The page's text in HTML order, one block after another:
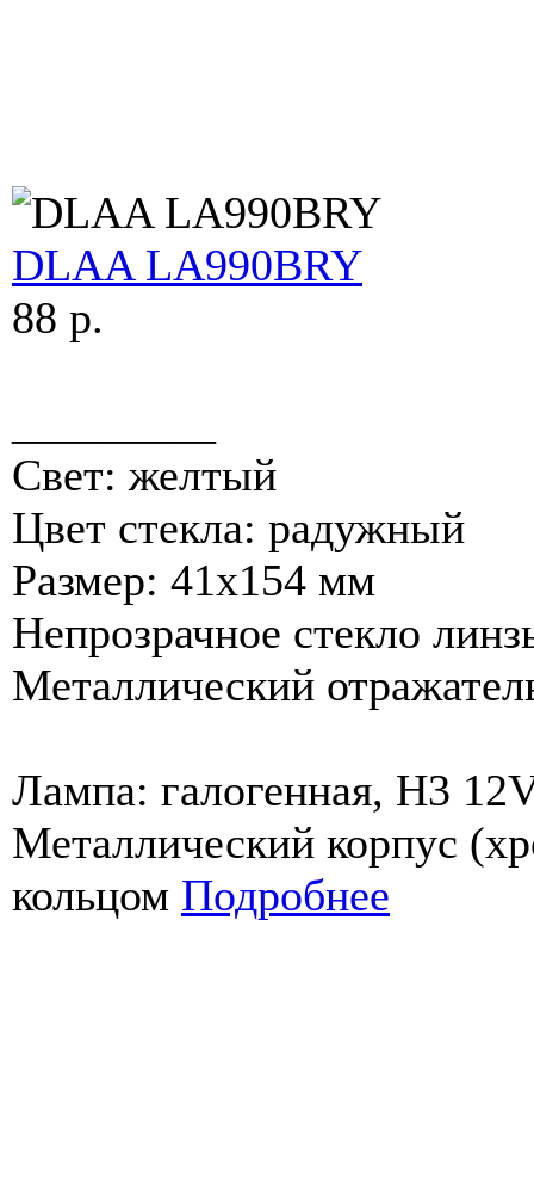
DLAA LA990BRY
88 p.
Свет: желтый
Цвет стекла: радужный
Размер: 41х154 мм
Непрозрачное стекло
Металлический
Лампа: галогенная, H3
Металлический корпус
кольцом Подробнее